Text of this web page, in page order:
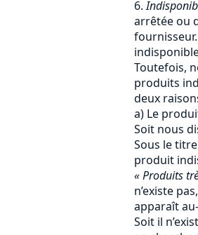
arrêtée ou
Toutefois,
produits
deux
a) Le
Soit nous
Sous le
produit
« Produits
n’existe
apparaît
Soit il